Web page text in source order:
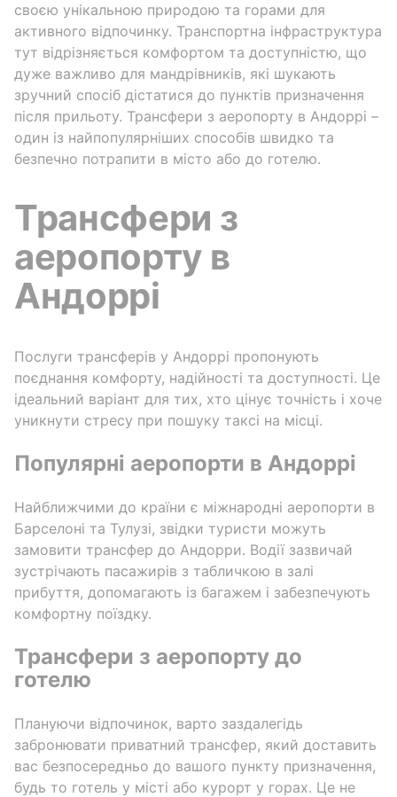
своєю унікальною природою та горами для
активного відпочинку. Транспортна інфраструктура
тут відрізняється комфортом та доступністю, що
дуже важливо для мандрівників, які шукають
зручний спосіб дістатися до пунктів призначення
після прильоту. Трансфери з аеропорту в Андоррі –
один із найпопулярніших способів швидко та
безпечно потрапити в місто або до готелю.
Трансфери з
аеропорту в
Андоррі
Послуги трансферів у Андоррі пропонують
поєднання комфорту, надійності та доступності. Це
ідеальний варіант для тих, хто цінує точність і хоче
уникнути стресу при пошуку таксі на місці.
Популярні аеропорти в Андоррі
Найближчими до країни є міжнародні аеропорти в
Барселоні та Тулузі, звідки туристи можуть
замовити трансфер до Андорри. Водії зазвичай
зустрічають пасажирів з табличкою в залі
прибуття, допомагають із багажем і забезпечують
комфортну поїздку.
Трансфери з аеропорту до
готелю
Плануючи відпочинок, варто заздалегідь
забронювати приватний трансфер, який доставить
вас безпосередньо до вашого пункту призначення,
будь то готель у місті або курорт у горах. Це не